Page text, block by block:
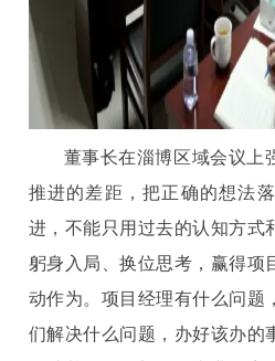
董事长在淄博区域会议上
推进的差距，把正确的想法
进，不能只用过去的认知方式
躬身入局、换位思考，赢得项
动作为。项目经理有什么问题
们解决什么问题，办好该办的